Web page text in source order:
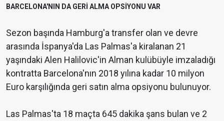
BARCELONA'NIN DA GERİ ALMA OPSİYONU VAR
Sezon başında Hamburg'a transfer olan ve devre
arasında İspanya'da Las Palmas'a kiralanan 21
yaşındaki Alen Halilovic'in Alman kulübüyle imzaladığı
kontratta Barcelona'nın 2018 yılına kadar 10 milyon
Euro karşılığında geri satın alma opsiyonu bulunuyor.
Las Palmas'ta 18 maçta 645 dakika şans bulan ve 2